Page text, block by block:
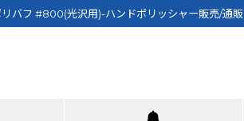
バフ #800(光沢用)-ハンドポリッシャー販売/通販